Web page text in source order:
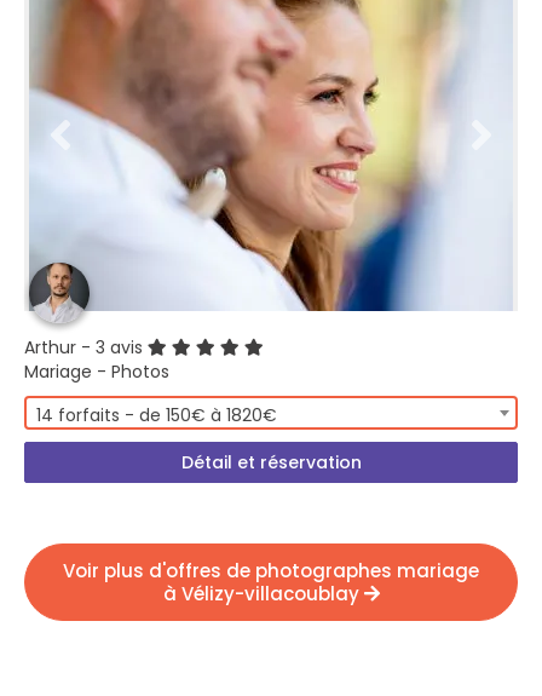
Arthur - 3 avis
Mariage - Photos
14 forfaits - de 150€ à 1820€
Détail et réservation
Voir plus d'offres de photographes mariage
à Vélizy-villacoublay